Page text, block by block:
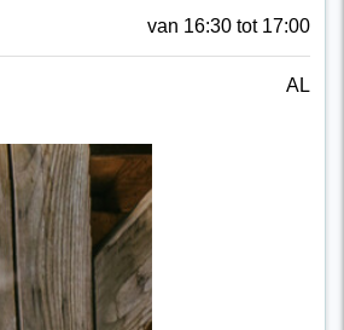
van 16:30 tot 17:00
AL